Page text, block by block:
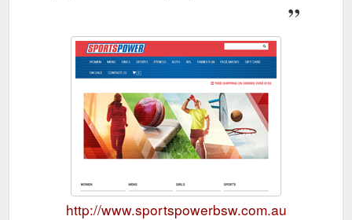
http://www.sportspowerbsw.com.au